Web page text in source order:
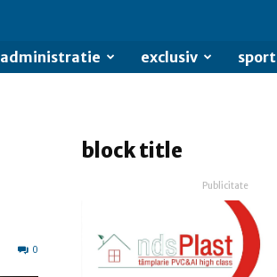
administratie exclusiv sport
0
block title
Publicitate